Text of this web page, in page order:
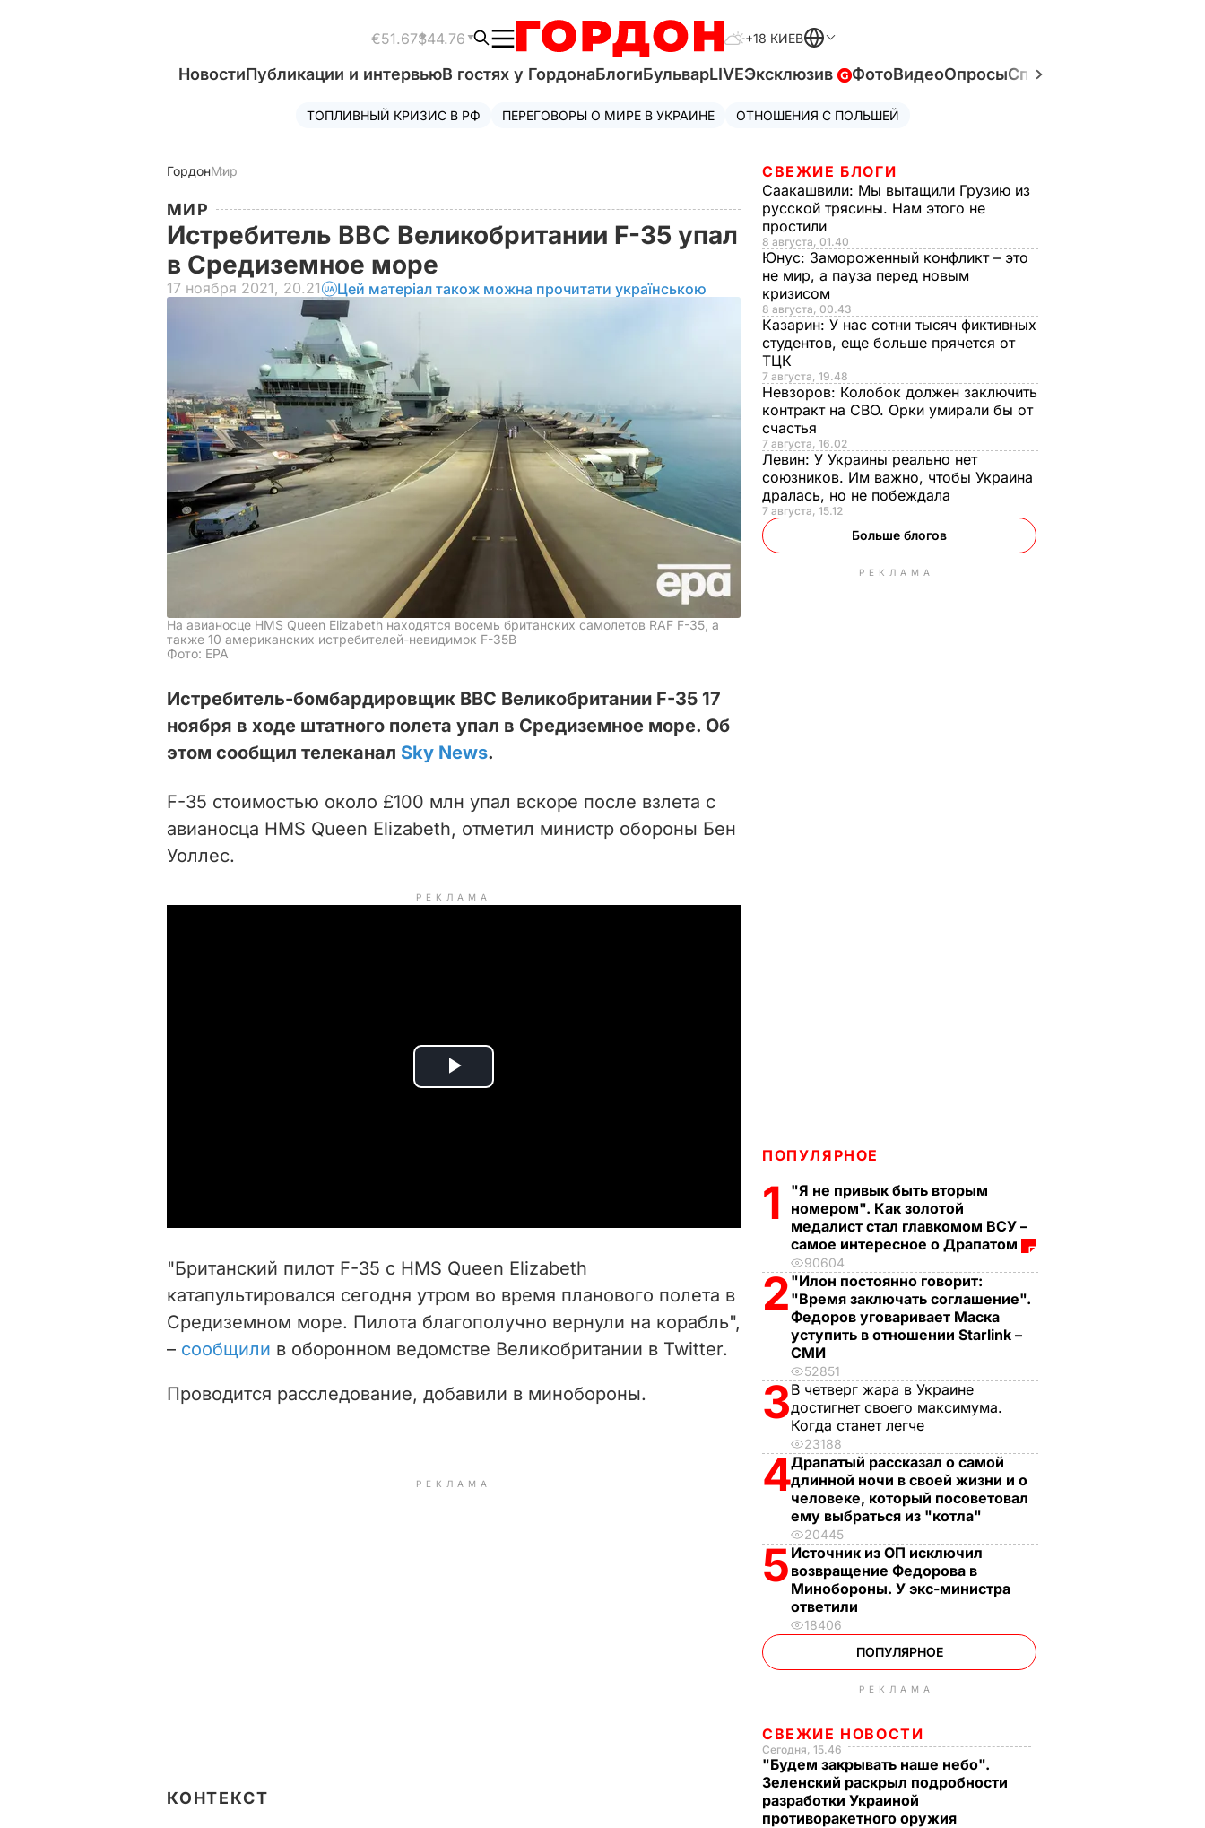
€51.67$44.76 +18 КИЕВ
НовостиПубликации и интервьюВ гостях у ГордонаБлогиБульварLIVEЭксклюзив ФотоВидеоОпросыСпецпроекты
ТОПЛИВНЫЙ КРИЗИС В РФ ПЕРЕГОВОРЫ О МИРЕ В УКРАИНЕ ОТНОШЕНИЯ С ПОЛЬШЕЙ
ГордонМир
МИР
Истребитель ВВС Великобритании F-35 упал
в Средиземное море
17 ноября 2021, 20.21 Цей матеріал також можна прочитати українською
На авианосце HMS Queen Elizabeth находятся восемь британских самолетов RAF F-35, а
также 10 американских истребителей-невидимок F-35B
Фото: EPA
Истребитель-бомбардировщик ВВС Великобритании F-35 17
ноября в ходе штатного полета упал в Средиземное море. Об
этом сообщил телеканал Sky News.
F-35 стоимостью около £100 млн упал вскоре после взлета с
авианосца HMS Queen Elizabeth, отметил министр обороны Бен
Уоллес.
РЕКЛАМА
P
i
d
o
"Британский пилот F-35 с HMS Queen Elizabeth
катапультировался сегодня утром во время планового полета в
Средиземном море. Пилота благополучно вернули на корабль",
– сообщили в оборонном ведомстве Великобритании в Twitter.
Проводится расследование, добавили в минобороны.
РЕКЛАМА
КОНТЕКСТ
СВЕЖИЕ БЛОГИ
Саакашвили: Мы вытащили Грузию из
русской трясины. Нам этого не
простили
8 августа, 01.40
Юнус: Замороженный конфликт – это
не мир, а пауза перед новым
кризисом
8 августа, 00.43
Казарин: У нас сотни тысяч фиктивных
студентов, еще больше прячется от
ТЦК
7 августа, 19.48
Невзоров: Колобок должен заключить
контракт на СВО. Орки умирали бы от
счастья
7 августа, 16.02
Левин: У Украины реально нет
союзников. Им важно, чтобы Украина
дралась, но не побеждала
7 августа, 15.12
Больше блогов
РЕКЛАМА
ПОПУЛЯРНОЕ
1
"Я не привык быть вторым
номером". Как золотой
медалист стал главкомом ВСУ –
самое интересное о Драпатом
90604
2 "Илон постоянно говорит:
"Время заключать соглашение".
Федоров уговаривает Маска
уступить в отношении Starlink –
СМИ
52851
3В четверг жара в Украине
достигнет своего максимума.
Когда станет легче
23188
4Драпатый рассказал о самой
длинной ночи в своей жизни и о
человеке, который посоветовал
ему выбраться из "котла"
20445
5 Источник из ОП исключил
возвращение Федорова в
Минобороны. У экс-министра
ответили
18406
ПОПУЛЯРНОЕ
РЕКЛАМА
СВЕЖИЕ НОВОСТИ
Сегодня, 15.46
"Будем закрывать наше небо".
Зеленский раскрыл подробности
разработки Украиной
противоракетного оружия